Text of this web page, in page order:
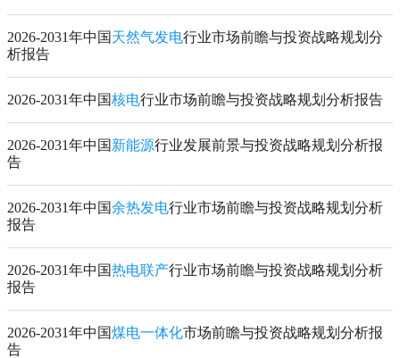
2026-2031年中国 天然气发电行业市场前瞻与投资战略规划分
析报告
2026-2031年中国核电行业市场前瞻与投资战略规划分析报告
2026-2031年中国 新能源行业发展前景与投资战略规划分析报
告
2026-2031年中国余热发电行业市场前瞻与投资战略规划分析
报告
2026-2031年中国热电联产行业市场前瞻与投资战略规划分析
报告
2026-2031年中国煤电一体化市场前瞻与投资战略规划分析报
告